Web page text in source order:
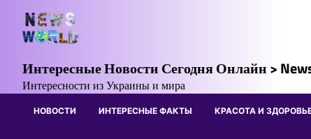
content
Интересные Новости Сегодня Онлайн >
Интересности из Украины и мира
НОВОСТИ ИНТЕРЕСНЫЕ ФАКТЫ КРАСОТА И